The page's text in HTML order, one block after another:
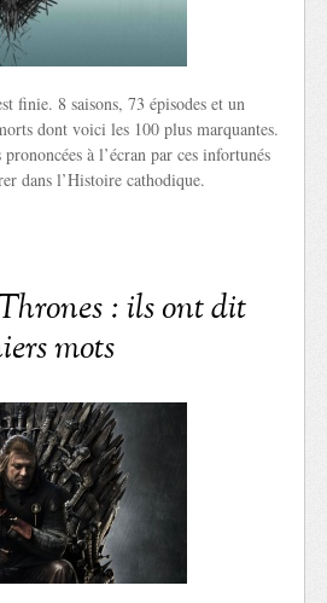
finie. 8 saisons, 73 épisodes et un
dont voici les 100 plus marquantes.
à l’écran par ces infortunés
dans l’Histoire cathodique.
: ils ont dit
mots